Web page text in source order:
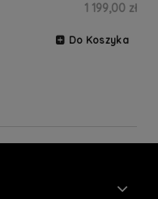
1 199,00 zł
Do Koszyka